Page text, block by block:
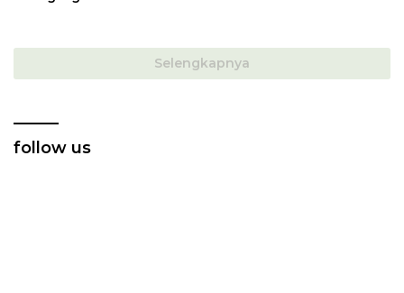
Selengkapnya
follow us